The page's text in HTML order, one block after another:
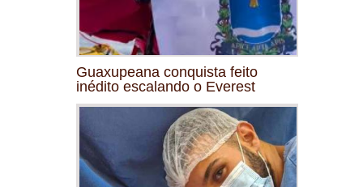
Guaxupeana conquista feito
inédito escalando o Everest